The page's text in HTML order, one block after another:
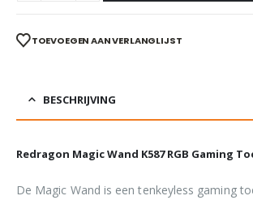
TOEVOEGEN AAN VERLANGLIJST
BESCHRIJVING
Redragon Magic Wand K587 RGB Gaming
De Magic Wand is een tenkeyless gaming